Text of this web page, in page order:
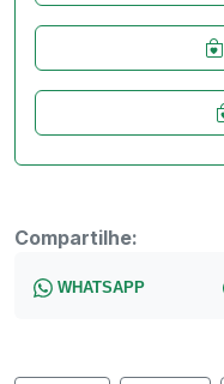
Compartilhe:
WHATSAPP